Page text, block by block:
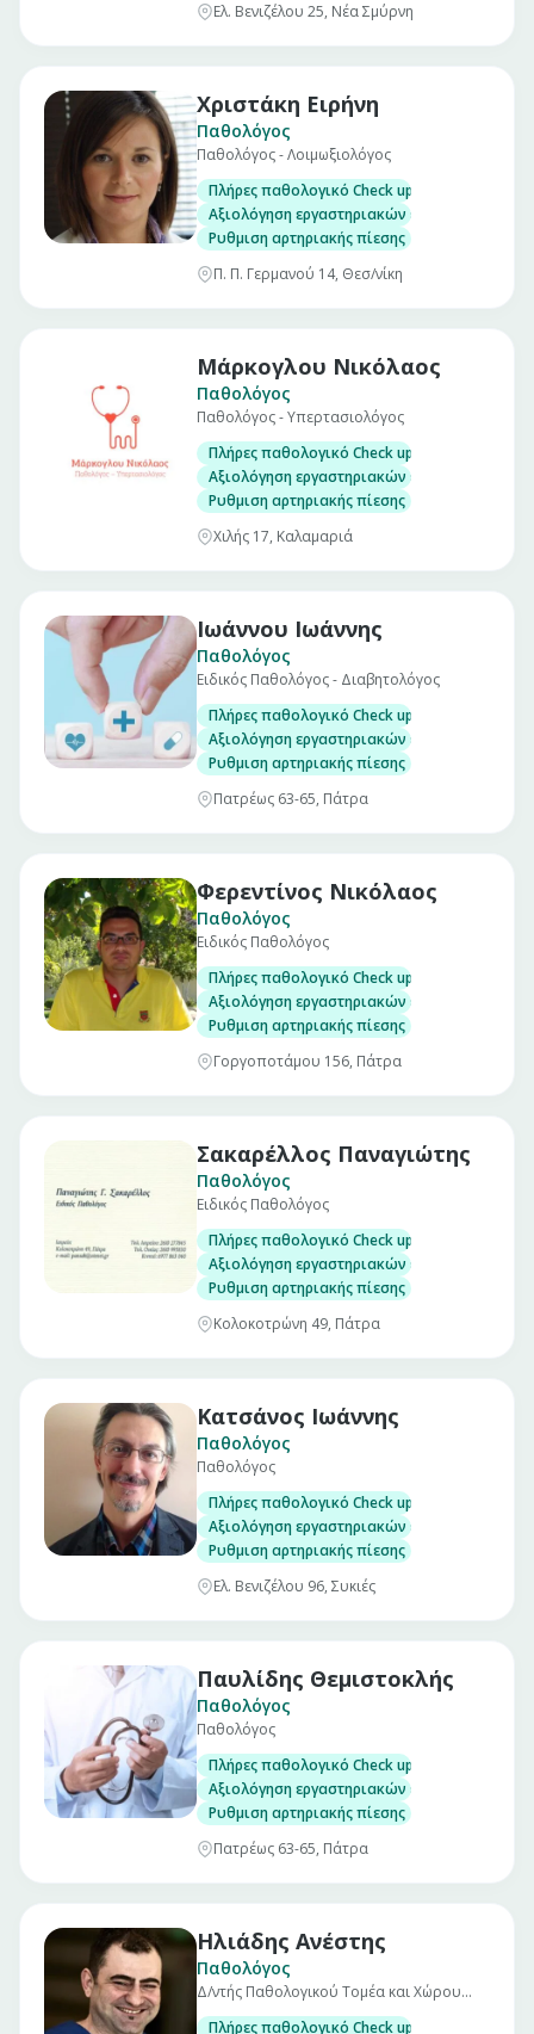
Ελ. Βενιζέλου 25, Νέα Σμύρνη
Χριστάκη Ειρήνη
Παθολόγος
Παθολόγος - Λοιμωξιολόγος
Πλήρες παθολογικό Check up σε άνδρες και
Αξιολόγηση εργαστηριακών εξετάσεων
Ρυθμιση αρτηριακής πίεσης
Π. Π. Γερμανού 14, Θεσ/νίκη
Μάρκογλου Νικόλαος
Παθολόγος
Παθολόγος - Υπερτασιολόγος
Πλήρες παθολογικό Check up σε άνδρες και
Αξιολόγηση εργαστηριακών εξετάσεων
Ρυθμιση αρτηριακής πίεσης
Χιλής 17, Καλαμαριά
Ιωάννου Ιωάννης
Παθολόγος
Ειδικός Παθολόγος - Διαβητολόγος
Πλήρες παθολογικό Check up σε άνδρες και
Αξιολόγηση εργαστηριακών εξετάσεων
Ρυθμιση αρτηριακής πίεσης
Πατρέως 63-65, Πάτρα
Φερεντίνος Νικόλαος
Παθολόγος
Ειδικός Παθολόγος
Πλήρες παθολογικό Check up σε άνδρες και
Αξιολόγηση εργαστηριακών εξετάσεων
Ρυθμιση αρτηριακής πίεσης
Γοργοποτάμου 156, Πάτρα
Σακαρέλλος Παναγιώτης
Παθολόγος
Ειδικός Παθολόγος
Πλήρες παθολογικό Check up σε άνδρες και
Αξιολόγηση εργαστηριακών εξετάσεων
Ρυθμιση αρτηριακής πίεσης
Κολοκοτρώνη 49, Πάτρα
Κατσάνος Ιωάννης
Παθολόγος
Παθολόγος
Πλήρες παθολογικό Check up σε άνδρες και
Αξιολόγηση εργαστηριακών εξετάσεων
Ρυθμιση αρτηριακής πίεσης
Ελ. Βενιζέλου 96, Συκιές
Παυλίδης Θεμιστοκλής
Παθολόγος
Παθολόγος
Πλήρες παθολογικό Check up σε άνδρες και
Αξιολόγηση εργαστηριακών εξετάσεων
Ρυθμιση αρτηριακής πίεσης
Πατρέως 63-65, Πάτρα
Ηλιάδης Ανέστης
Παθολόγος
Δ/ντής Παθολογικού Τομέα και Χώρου
Πλήρες παθολογικό Check up σε άνδρες και